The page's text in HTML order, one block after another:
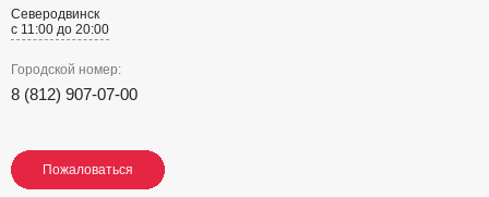
Северодвинск
с 11:00 до 20:00
Городской номер:
8 (812) 907-07-00
Пожаловаться
Пожаловаться
Пожаловаться